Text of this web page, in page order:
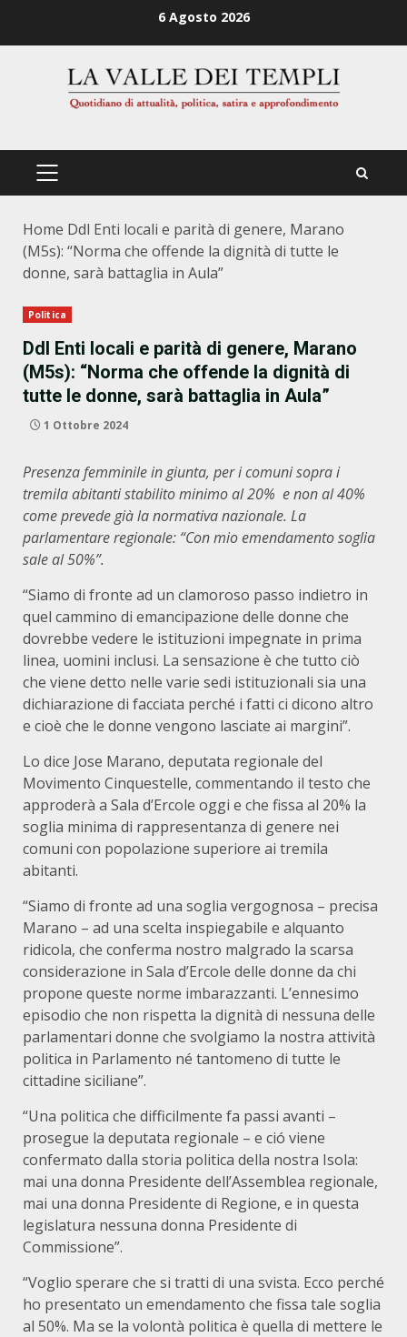
6 Agosto 2026
PRIMÄRES
Home Ddl Enti locali e parità di genere, Marano
(M5s): “Norma che offende la dignità di tutte le
donne, sarà battaglia in Aula”
Politica
Ddl Enti locali e parità di genere, Marano
(M5s): “Norma che offende la dignità di
tutte le donne, sarà battaglia in Aula”
1 Ottobre 2024
Presenza femminile in giunta, per i comuni sopra i
tremila abitanti stabilito minimo al 20% e non al 40%
come prevede già la normativa nazionale. La
parlamentare regionale: “Con mio emendamento soglia
sale al 50%”.
“Siamo di fronte ad un clamoroso passo indietro in
quel cammino di emancipazione delle donne che
dovrebbe vedere le istituzioni impegnate in prima
linea, uomini inclusi. La sensazione è che tutto ciò
che viene detto nelle varie sedi istituzionali sia una
dichiarazione di facciata perché i fatti ci dicono altro
e cioè che le donne vengono lasciate ai margini”.
Lo dice Jose Marano, deputata regionale del
Movimento Cinquestelle, commentando il testo che
approderà a Sala d’Ercole oggi e che fissa al 20% la
soglia minima di rappresentanza di genere nei
comuni con popolazione superiore ai tremila
abitanti.
“Siamo di fronte ad una soglia vergognosa – precisa
Marano – ad una scelta inspiegabile e alquanto
ridicola, che conferma nostro malgrado la scarsa
considerazione in Sala d’Ercole delle donne da chi
propone queste norme imbarazzanti. L’ennesimo
episodio che non rispetta la dignità di nessuna delle
parlamentari donne che svolgiamo la nostra attività
politica in Parlamento né tantomeno di tutte le
cittadine siciliane”.
“Una politica che difficilmente fa passi avanti –
prosegue la deputata regionale – e ció viene
confermato dalla storia politica della nostra Isola:
mai una donna Presidente dell’Assemblea regionale,
mai una donna Presidente di Regione, e in questa
legislatura nessuna donna Presidente di
Commissione”.
“Voglio sperare che si tratti di una svista. Ecco perché
ho presentato un emendamento che fissa tale soglia
al 50%. Ma se la volontà politica è quella di mettere le